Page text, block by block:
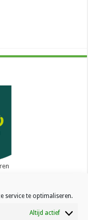
service te optimaliseren.
Altijd actief